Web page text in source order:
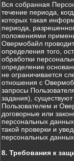
Вся собранная
течение периода,
которых такая
периода,
положениями
Овермобайл
определения того,
обработки
определение
не ограничивается
отношения с
запросы
задания),
Пользователем и
договорные или
персональных
такой проверки и
персональных
8. Требования к